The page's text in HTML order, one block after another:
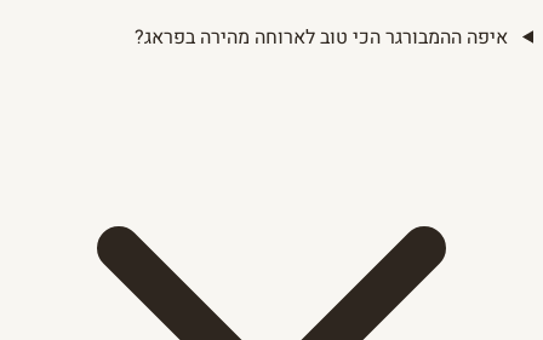
איפה ההמבורגר הכי טוב לארוחה מהירה בפראג?